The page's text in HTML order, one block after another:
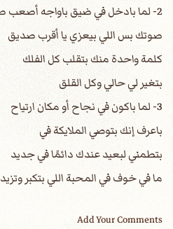
2- لما بادخل في ضيق باواجه أصعب طريق
صوتك بس اللي بيعزي يا أقرب صديق
كلمة واحدة منك بتقلب كل الفلك
بتغير لي حالي وكل القلق
3- لما باكون في نجاح أو مكان ارتياح
باعرف إنك بتوصي الملايكة في
بتطمني لبعيد عندك دائمًا في جديد
ما في خوف في المحبة اللي بتكبر وتزيد
Add Your Comments